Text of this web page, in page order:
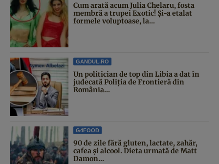
Cum arată acum Julia Chelaru, fosta
membră a trupei Exotic! Și-a etalat
formele voluptoase, la...
GANDUL.RO
Un politician de top din Libia a dat în
judecată Poliția de Frontieră din
România...
G4FOOD
90 de zile fără gluten, lactate, zahăr,
cafea și alcool. Dieta urmată de Matt
Damon...